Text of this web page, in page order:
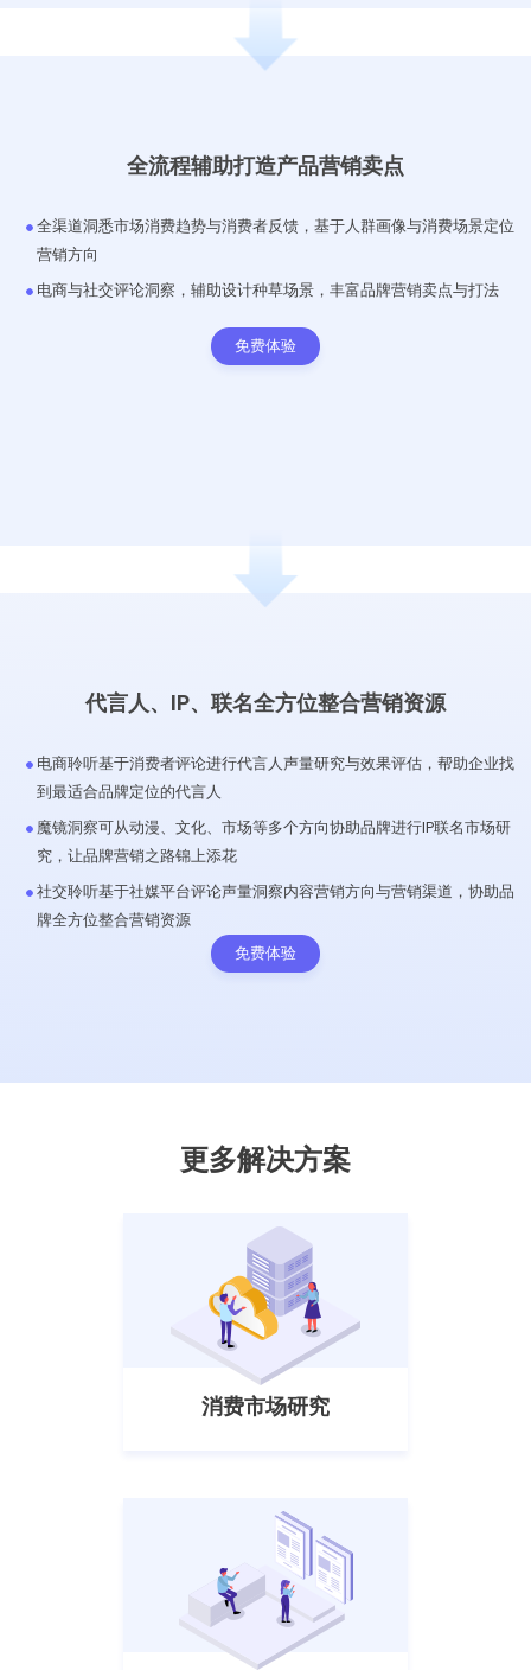
全流程辅助打造产品营销卖点
全渠道洞悉市场消费趋势与消费者反馈，基于人群画像与消费场景定位
营销方向
电商与社交评论洞察，辅助设计种草场景，丰富品牌营销卖点与打法
免费体验
代言人、IP、联名全方位整合营销资源
电商聆听基于消费者评论进行代言人声量研究与效果评估，帮助企业找
到最适合品牌定位的代言人
魔镜洞察可从动漫、文化、市场等多个方向协助品牌进行IP联名市场研
究，让品牌营销之路锦上添花
社交聆听基于社媒平台评论声量洞察内容营销方向与营销渠道，协助品
牌全方位整合营销资源
免费体验
更多解决方案
消费市场研究